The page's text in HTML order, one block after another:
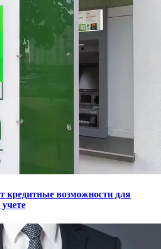
кредитные возможности для